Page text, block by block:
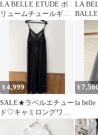
LA BELLE ETUDE ボ
リュームチュールギャ
ザーデザイン TOPS￼
LA
¥4,999
SALE★ラベルエチュー
ド♡キャミロングワン
¥
la belle